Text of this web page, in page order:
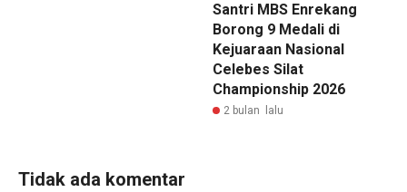
Santri MBS Enrekang
Borong 9 Medali di
Kejuaraan Nasional
Celebes Silat
Championship 2026
2 bulan lalu
Tidak ada komentar